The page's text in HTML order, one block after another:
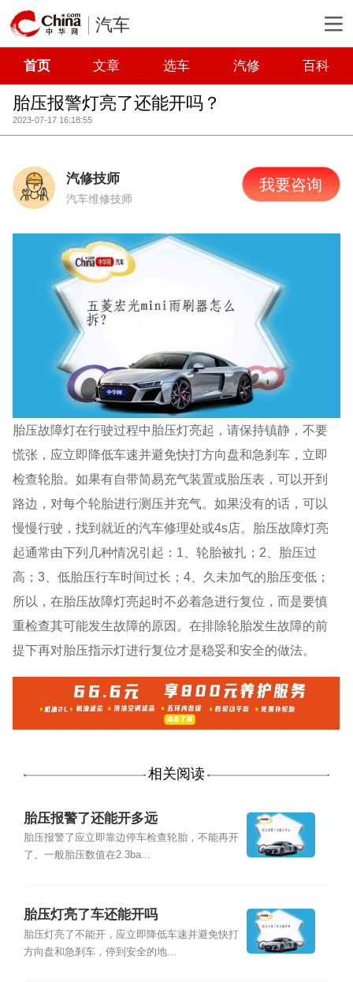
汽车
首页 文章 选车 汽修 百科
胎压报警灯亮了还能开吗？
2023-07-17 16:18:55
汽修技师
汽车维修技师
我要咨询
胎压故障灯在行驶过程中胎压灯亮起，请保持镇静，不要
慌张，应立即降低车速并避免快打方向盘和急刹车，立即
检查轮胎。如果有自带简易充气装置或胎压表，可以开到
路边，对每个轮胎进行测压并充气。如果没有的话，可以
慢慢行驶，找到就近的汽车修理处或4s店。胎压故障灯亮
起通常由下列几种情况引起：1、轮胎被扎；2、胎压过
高；3、低胎压行车时间过长；4、久未加气的胎压变低；
所以，在胎压故障灯亮起时不必着急进行复位，而是要慎
重检查其可能发生故障的原因。在排除轮胎发生故障的前
提下再对胎压指示灯进行复位才是稳妥和安全的做法。
相关阅读
胎压报警了还能开多远
胎压报警了应立即靠边停车检查轮胎，不能再开
了。一般胎压数值在2.3ba...
胎压灯亮了车还能开吗
胎压灯亮了不能开，应立即降低车速并避免快打
方向盘和急刹车，停到安全的地...